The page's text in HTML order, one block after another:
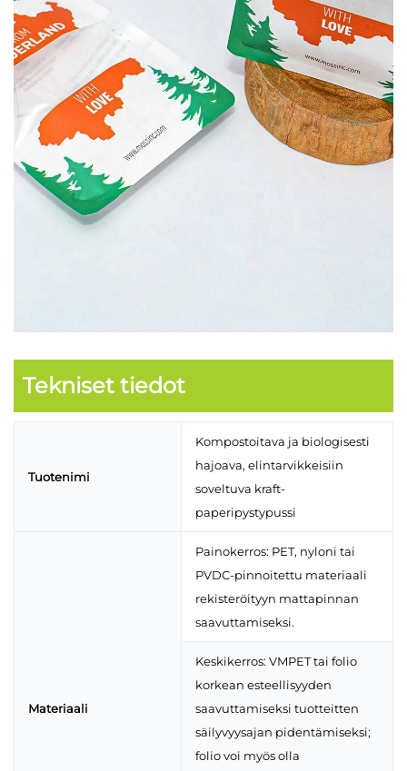
Tekniset tiedot
Tuotenimi
Kompostoitava ja biologisesti
hajoava, elintarvikkeisiin
soveltuva kraft-
paperipystypussi
Materiaali
Painokerros: PET, nyloni tai
PVDC-pinnoitettu materiaali
rekisteröityyn mattapinnan
saavuttamiseksi.
Keskikerros: VMPET tai folio
korkean esteellisyyden
saavuttamiseksi tuotteitten
säilyvyysajan pidentämiseksi;
folio voi myös olla